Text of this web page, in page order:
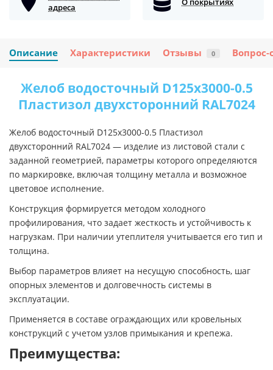
адреса
Описание Характеристики Отзывы 0 Вопрос-
Желоб водосточный D125х3000-0.5
Пластизол двухсторонний RAL7024
Желоб водосточный D125х3000-0.5 Пластизол
двухсторонний RAL7024 — изделие из листовой стали с
заданной геометрией, параметры которого определяются
по маркировке, включая толщину металла и возможное
цветовое исполнение.
Конструкция формируется методом холодного
профилирования, что задает жесткость и устойчивость к
нагрузкам. При наличии утеплителя учитывается его тип и
толщина.
Выбор параметров влияет на несущую способность, шаг
опорных элементов и долговечность системы в
эксплуатации.
Применяется в составе ограждающих или кровельных
конструкций с учетом узлов примыкания и крепежа.
Преимущества: